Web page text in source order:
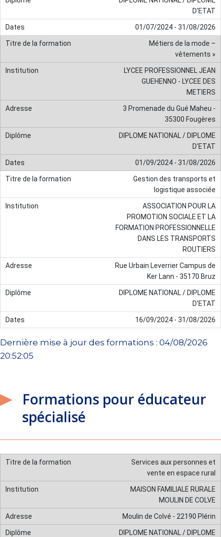
D'ETAT
01/07/2024 - 31/08/2026
Métiers de la mode –
vêtements »
LYCEE PROFESSIONNEL JEAN
GUEHENNO - LYCEE DES
METIERS
3 Promenade du Gué Maheu -
35300 Fougères
DIPLOME NATIONAL / DIPLOME
D'ETAT
01/09/2024 - 31/08/2026
Gestion des transports et
logistique associée
ASSOCIATION POUR LA
PROMOTION SOCIALE ET LA
FORMATION PROFESSIONNELLE
DANS LES TRANSPORTS
ROUTIERS
Rue Urbain Leverrier Campus de
Ker Lann - 35170 Bruz
DIPLOME NATIONAL / DIPLOME
D'ETAT
16/09/2024 - 31/08/2026
Dernière mise à jour des formations : 04/08/2026
20:52:05
Formations pour éducateur
spécialisé
Services aux personnes et
vente en espace rural
MAISON FAMILIALE RURALE
MOULIN DE COLVE
Moulin de Colvé - 22190 Plérin
DIPLOME NATIONAL / DIPLOME